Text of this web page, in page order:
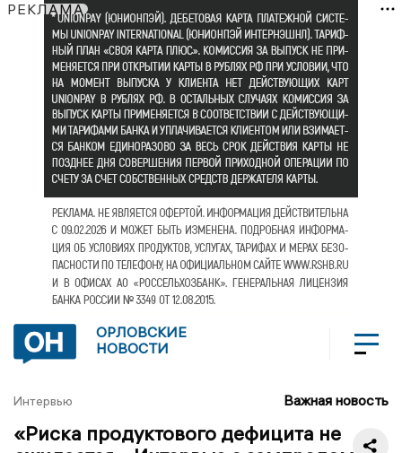
РЕКЛАМА
ОРЛОВСКИЕ
НОВОСТИ
Интервью Важная новость
«Риска продуктового дефицита не